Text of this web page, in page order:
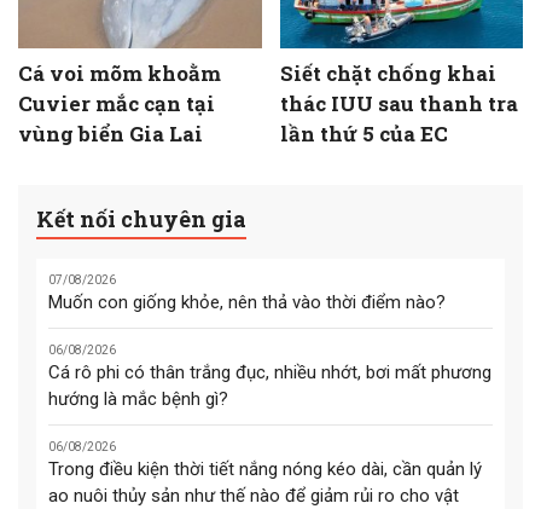
Cá voi mõm khoằm
Cuvier mắc cạn tại
vùng biển Gia Lai
Siết chặt chống khai
thác IUU sau thanh tra
lần thứ 5 của EC
Kết nối chuyên gia
07/08/2026
Muốn con giống khỏe, nên thả vào thời điểm nào?
06/08/2026
Cá rô phi có thân trắng đục, nhiều nhớt, bơi mất phương
hướng là mắc bệnh gì?
06/08/2026
Trong điều kiện thời tiết nắng nóng kéo dài, cần quản lý
ao nuôi thủy sản như thế nào để giảm rủi ro cho vật